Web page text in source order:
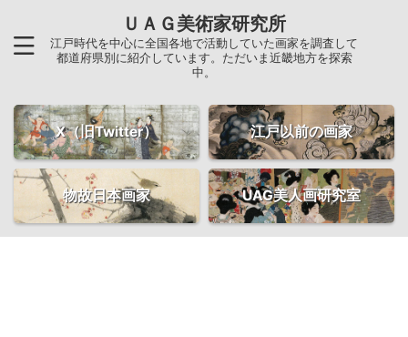
ＵＡＧ美術家研究所
江戸時代を中心に全国各地で活動していた画家を調査して
都道府県別に紹介しています。ただいま近畿地方を探索
中。
X（旧Twitter） 江戸以前の画家
物故日本画家 UAG美人画研究室